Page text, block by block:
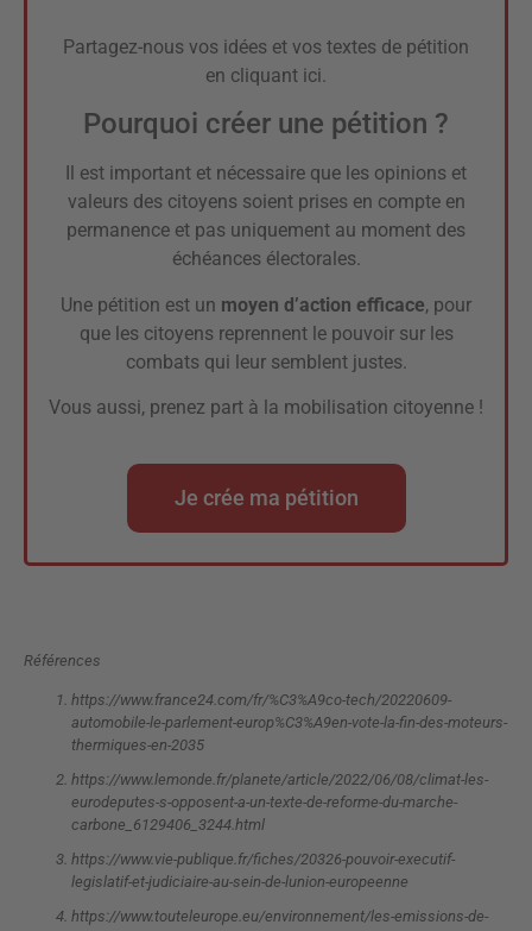
Partagez-nous vos idées et vos textes de pétition
en cliquant ici.
Pourquoi créer une pétition ?
Il est important et nécessaire que les opinions et
valeurs des citoyens soient prises en compte en
permanence et pas uniquement au moment des
échéances électorales.
Une pétition est un moyen d’action efficace, pour
que les citoyens reprennent le pouvoir sur les
combats qui leur semblent justes.
Vous aussi, prenez part à la mobilisation citoyenne !
Je crée ma pétition
Références
https://www.france24.com/fr/%C3%A9co-tech/20220609-
automobile-le-parlement-europ%C3%A9en-vote-la-fin-des-moteurs-
thermiques-en-2035
https://www.lemonde.fr/planete/article/2022/06/08/climat-les-
eurodeputes-s-opposent-a-un-texte-de-reforme-du-marche-
carbone_6129406_3244.html
https://www.vie-publique.fr/fiches/20326-pouvoir-executif-
legislatif-et-judiciaire-au-sein-de-lunion-europeenne
https://www.touteleurope.eu/environnement/les-emissions-de-